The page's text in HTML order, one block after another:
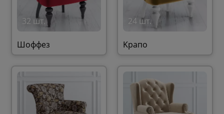
32 шт.
Шоффез
24 шт.
Kрaпo